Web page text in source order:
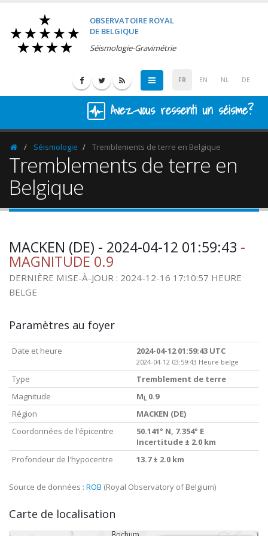
OBSERVATOIRE ROYAL
DE BELGIQUE
Séismologie-Gravimétrie
FR EN NL DE
Avez-vous ressenti un séisme?
HomepageSéismologie Tremblements de terre en Belgique
Tremblements de terre en
Belgique
MACKEN (DE) - 2024-04-12 01:59:43 -
MAGNITUDE 0.9
DERNIÈRE MISE-À-JOUR : 2024-12-16 17:10:57 HEURE
BELGE
Paramètres au foyer
Date et heure 2024-04-12 01:59:43 UTC
2024-04-12 03:59:43 Heure belge
Type
Tremblement de terre
Magnitude
M L 0.9
Région
MACKEN (DE)
Coordonnées de l'épicentre
50.141° N, 7.354° E
Incertitude ± 2.0 km
Profondeur de l'hypocentre
13.7 ± 2.0 km
Source de données : ROB (Royal Observatory of Belgium)
Carte de localisation